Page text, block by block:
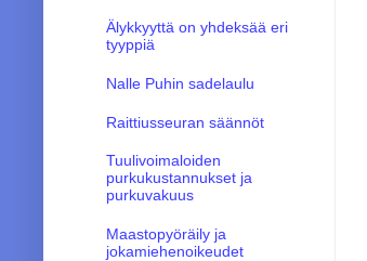
Älykkyyttä on yhdeksää eri
tyyppiä
Nalle Puhin sadelaulu
Raittiusseuran säännöt
Tuulivoimaloiden
purkukustannukset ja
purkuvakuus
Maastopyöräily ja
jokamiehenoikeudet